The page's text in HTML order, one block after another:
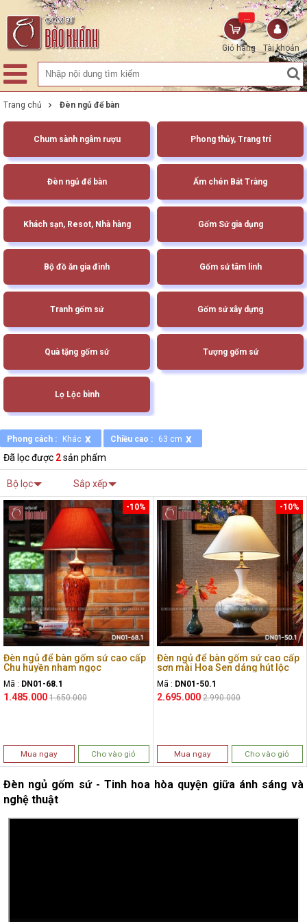
Tài khoản
Giỏ hàng
...
Trang chủ Đèn ngủ để bàn
Chum sành ngâm rượu Phong thủy, Trang trí
Đèn ngủ để bàn Ấm chén Bát Tràng
Khách sạn, Resot, Nhà hàng Gốm Sứ gia dụng
Bộ đồ ăn gia đình Gốm sứ tâm linh
Tranh gốm sứ Gốm sứ xây dựng
Quà tặng gốm sứ Tượng gốm sứ
Lọ Lộc bình
Phong cách : Khác x Chiều cao : 63 cm x
Đã lọc được 2sản phẩm
Bộ lọc Sắp xếp
Đèn ngủ để bàn gốm sứ cao cấp
Chu huyền nham ngọc
Mã : DN01-68.1
1.485.000
-10%
1.650.000
Mua ngay Cho vào giỏ
Đèn ngủ để bàn gốm sứ cao cấp
sơn mài Hoa Sen dáng hút lộc
Mã : DN01-50.1
2.695.000
-10%
2.990.000
Mua ngay Cho vào giỏ
Đèn ngủ gốm sứ - Tinh hoa hòa quyện giữa ánh sáng và
nghệ thuật